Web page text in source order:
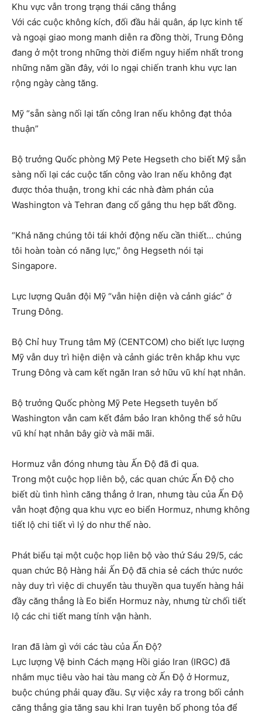
Khu vực vẫn trong trạng thái căng thẳng
Với các cuộc không kích, đối đầu hải quân, áp lực kinh tế
và ngoại giao mong manh diễn ra đồng thời, Trung Đông
đang ở một trong những thời điểm nguy hiểm nhất trong
những năm gần đây, với lo ngại chiến tranh khu vực lan
rộng ngày càng tăng.
Mỹ “sẵn sàng nối lại tấn công Iran nếu không đạt thỏa
thuận”
Bộ trưởng Quốc phòng Mỹ Pete Hegseth cho biết Mỹ sẵn
sàng nối lại các cuộc tấn công vào Iran nếu không đạt
được thỏa thuận, trong khi các nhà đàm phán của
Washington và Tehran đang cố gắng thu hẹp bất đồng.
“Khả năng chúng tôi tái khởi động nếu cần thiết… chúng
tôi hoàn toàn có năng lực,” ông Hegseth nói tại
Singapore.
Lực lượng Quân đội Mỹ “vẫn hiện diện và cảnh giác” ở
Trung Đông.
Bộ Chỉ huy Trung tâm Mỹ (CENTCOM) cho biết lực lượng
Mỹ vẫn duy trì hiện diện và cảnh giác trên khắp khu vực
Trung Đông và cam kết ngăn Iran sở hữu vũ khí hạt nhân.
Bộ trưởng Quốc phòng Mỹ Pete Hegseth tuyên bố
Washington vẫn cam kết đảm bảo Iran không thể sở hữu
vũ khí hạt nhân bây giờ và mãi mãi.
Hormuz vẫn đóng nhưng tàu Ấn Độ đã đi qua.
Trong một cuộc họp liên bộ, các quan chức Ấn Độ cho
biết dù tình hình căng thẳng ở Iran, nhưng tàu của Ấn Độ
vẫn hoạt động qua khu vực eo biển Hormuz, nhưng không
tiết lộ chi tiết vì lý do như thế nào.
Phát biểu tại một cuộc họp liên bộ vào thứ Sáu 29/5, các
quan chức Bộ Hàng hải Ấn Độ đã chia sẻ cách thức nước
này duy trì việc di chuyển tàu thuyền qua tuyến hàng hải
đầy căng thẳng là Eo biển Hormuz này, nhưng từ chối tiết
lộ các chi tiết mang tính vận hành.
Iran đã làm gì với các tàu của Ấn Độ?
Lực lượng Vệ binh Cách mạng Hồi giáo Iran (IRGC) đã
nhắm mục tiêu vào hai tàu mang cờ Ấn Độ ở Hormuz,
buộc chúng phải quay đầu. Sự việc xảy ra trong bối cảnh
căng thẳng gia tăng sau khi Iran tuyên bố phong tỏa để